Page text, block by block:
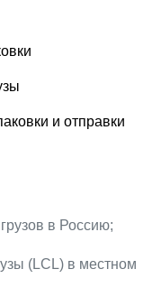
и отправки
в Россию;
(LCL) в местном